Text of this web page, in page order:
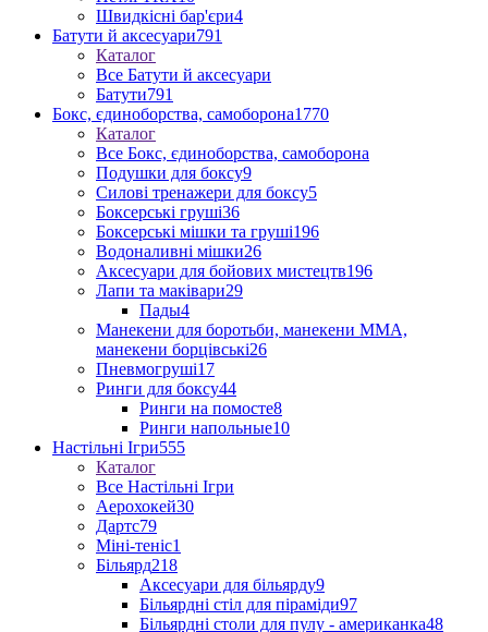
Швидкісні бар'єри4
Батути й аксесуари791
Каталог
Все Батути й аксесуари
Батути791
Бокс, єдиноборства, самоборона1770
Каталог
Все Бокс, єдиноборства, самоборона
Подушки для боксу9
Силові тренажери для боксу5
Боксерські груші36
Боксерські мішки та груші196
Водоналивні мішки26
Аксесуари для бойових мистецтв196
Лапи та маківари29
Пады4
Манекени для боротьби, манекени ММА,
манекени борцівські26
Пневмогруші17
Ринги для боксу44
Ринги на помосте8
Ринги напольные10
Настільні Ігри555
Каталог
Все Настільні Ігри
Аерохокей30
Дартс79
Міні-теніс1
Більярд218
Аксесуари для більярду9
Більярдні стіл для піраміди97
Більярдні столи для пулу - американка48